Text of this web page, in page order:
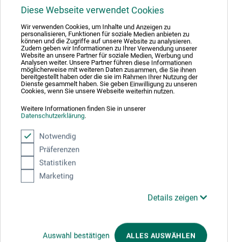
Diese Webseite verwendet Cookies
Wir verwenden Cookies, um Inhalte und Anzeigen zu
personalisieren, Funktionen für soziale Medien anbieten zu
können und die Zugriffe auf unsere Website zu analysieren.
Zudem geben wir Informationen zu Ihrer Verwendung unserer
Website an unsere Partner für soziale Medien, Werbung und
Analysen weiter. Unsere Partner führen diese Informationen
möglicherweise mit weiteren Daten zusammen, die Sie ihnen
bereitgestellt haben oder die sie im Rahmen Ihrer Nutzung der
Dienste gesammelt haben. Sie geben Einwilligung zu unseren
Cookies, wenn Sie unsere Webseite weiterhin nutzen.
Weitere Informationen finden Sie in unserer
Datenschutzerklärung.
Notwendig
Präferenzen
Statistiken
Marketing
Details zeigen
Auswahl bestätigen ALLES AUSWÄHLEN
3M
Ersatzfiltersatz für 6002KIT-1
57.40 CHF